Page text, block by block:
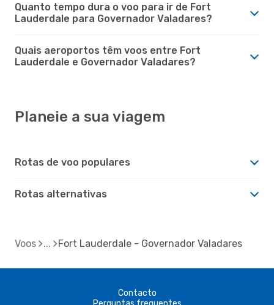
Quanto tempo dura o voo para ir de Fort
Lauderdale para Governador Valadares?
Quais aeroportos têm voos entre Fort
Lauderdale e Governador Valadares?
Planeie a sua viagem
Rotas de voo populares
Rotas alternativas
Voos Fort Lauderdale - Governador Valadares
Contacto